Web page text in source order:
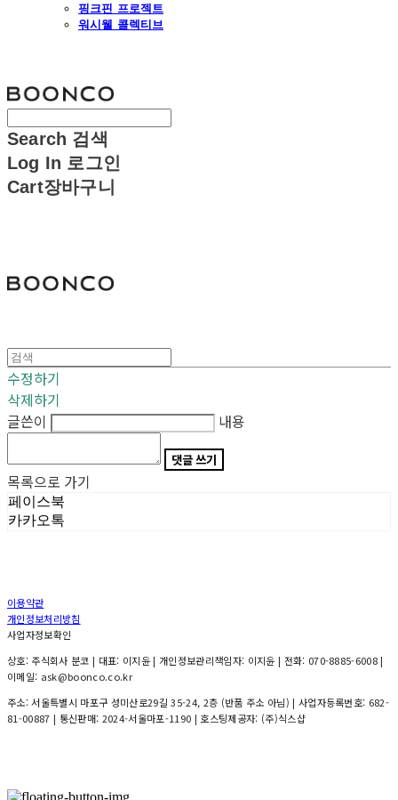
핑크핀 프로젝트
워시웰 콜렉티브
Search 검색
Log In 로그인
Cart장바구니
수정하기
삭제하기
글쓴이
내용
댓글 쓰기
목록으로 가기
페이스북
카카오톡
이용약관
개인정보처리방침
사업자정보확인
상호: 주식회사 분코 | 대표: 이지윤 | 개인정보관리책임자: 이지윤 | 전화: 070-8885-6008 |
이메일: ask@boonco.co.kr
주소: 서울특별시 마포구 성미산로29길 35-24, 2층 (반품 주소 아님) | 사업자등록번호: 682-
81-00887 | 통신판매: 2024-서울마포-1190 | 호스팅제공자: (주)식스샵